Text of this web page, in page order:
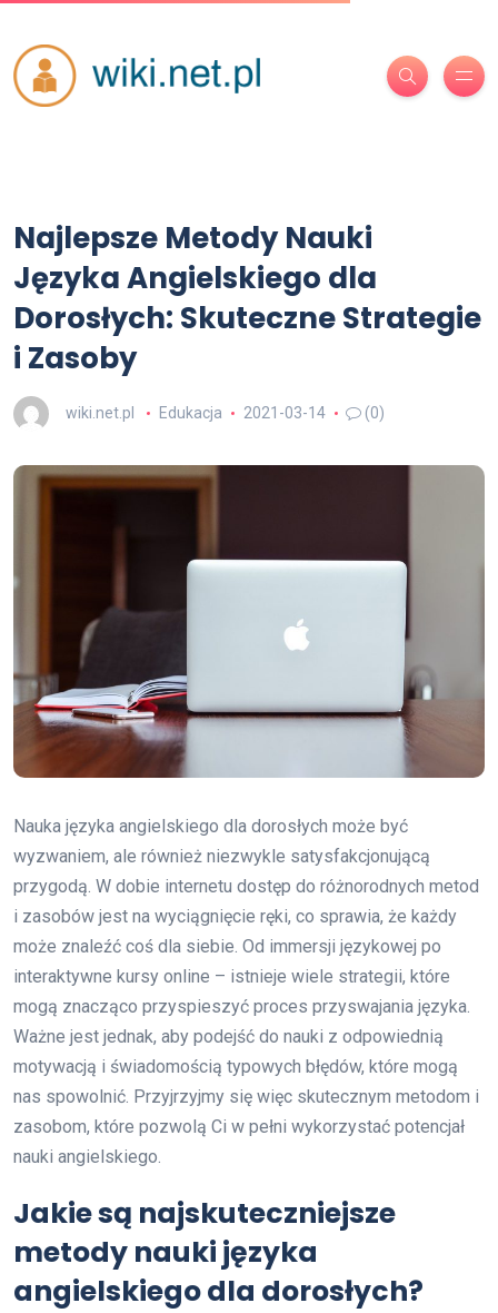
Najlepsze Metody Nauki
Języka Angielskiego dla
Dorosłych: Skuteczne Strategie
i Zasoby
wiki.net.pl Edukacja 2021-03-14 (0)
Nauka języka angielskiego dla dorosłych może być
wyzwaniem, ale również niezwykle satysfakcjonującą
przygodą. W dobie internetu dostęp do różnorodnych metod
i zasobów jest na wyciągnięcie ręki, co sprawia, że każdy
może znaleźć coś dla siebie. Od immersji językowej po
interaktywne kursy online – istnieje wiele strategii, które
mogą znacząco przyspieszyć proces przyswajania języka.
Ważne jest jednak, aby podejść do nauki z odpowiednią
motywacją i świadomością typowych błędów, które mogą
nas spowolnić. Przyjrzyjmy się więc skutecznym metodom i
zasobom, które pozwolą Ci w pełni wykorzystać potencjał
nauki angielskiego.
Jakie są najskuteczniejsze
metody nauki języka
angielskiego dla dorosłych?